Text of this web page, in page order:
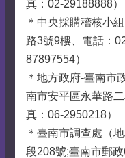
真：02-29188888）
＊中央採購稽核小
路3號9樓、電話：
87897554）
＊地方政府-臺南市
南市安平區永華路
真：06-2950218）
＊臺南市調查處（
段208號;臺南市郵